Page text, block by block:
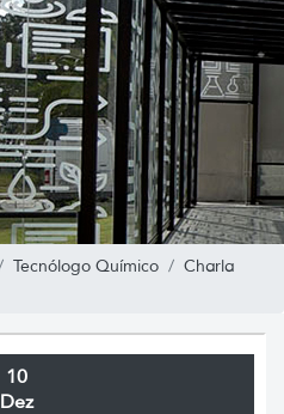
Tecnólogo Químico Charla
10
Dez